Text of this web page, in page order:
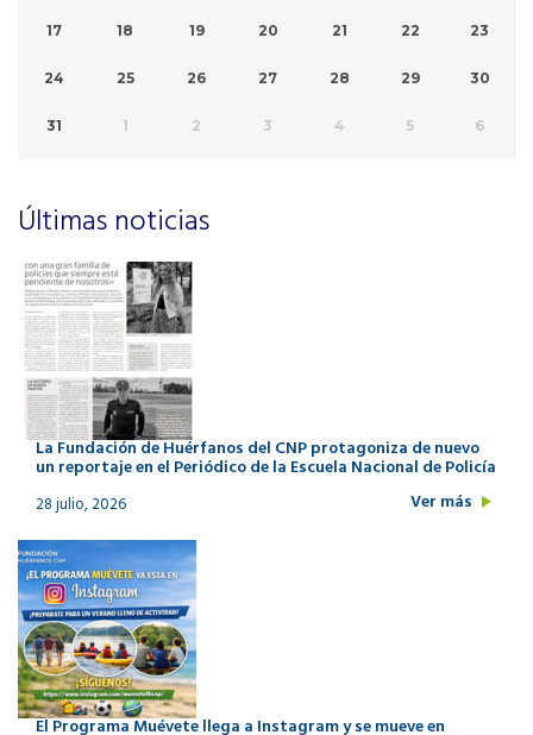
17 18 19 20 21 22 23
24 25 26 27 28 29 30
31 1 2 3 4 5 6
Últimas noticias
La Fundación de Huérfanos del CNP protagoniza de nuevo
un reportaje en el Periódico de la Escuela Nacional de Policía
28 julio, 2026 Ver más
El Programa Muévete llega a Instagram y se mueve en